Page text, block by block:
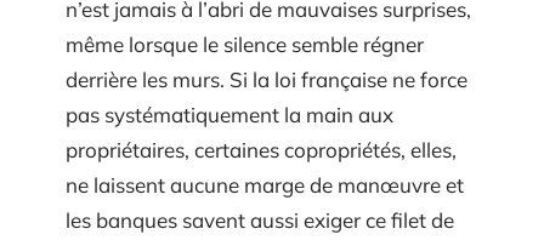
n’est jamais à l’abri de mauvaises surprises,
même lorsque le silence semble régner
derrière les murs. Si la loi française ne force
pas systématiquement la main aux
propriétaires, certaines copropriétés, elles,
ne laissent aucune marge de manœuvre et
les banques savent aussi exiger ce filet de